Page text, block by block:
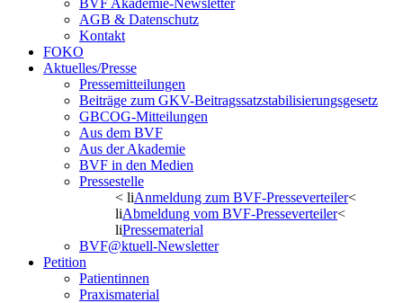
BVF Akademie-Newsletter
AGB & Datenschutz
Kontakt
FOKO
Aktuelles/Presse
Pressemitteilungen
Beiträge zum GKV-Beitragssatzstabilisierungsgesetz
GBCOG-Mitteilungen
Aus dem BVF
Aus der Akademie
BVF in den Medien
Pressestelle
< liAnmeldung zum BVF-Presseverteiler<
liAbmeldung vom BVF-Presseverteiler<
liPressematerial
BVF@ktuell-Newsletter
Petition
Patientinnen
Praxismaterial